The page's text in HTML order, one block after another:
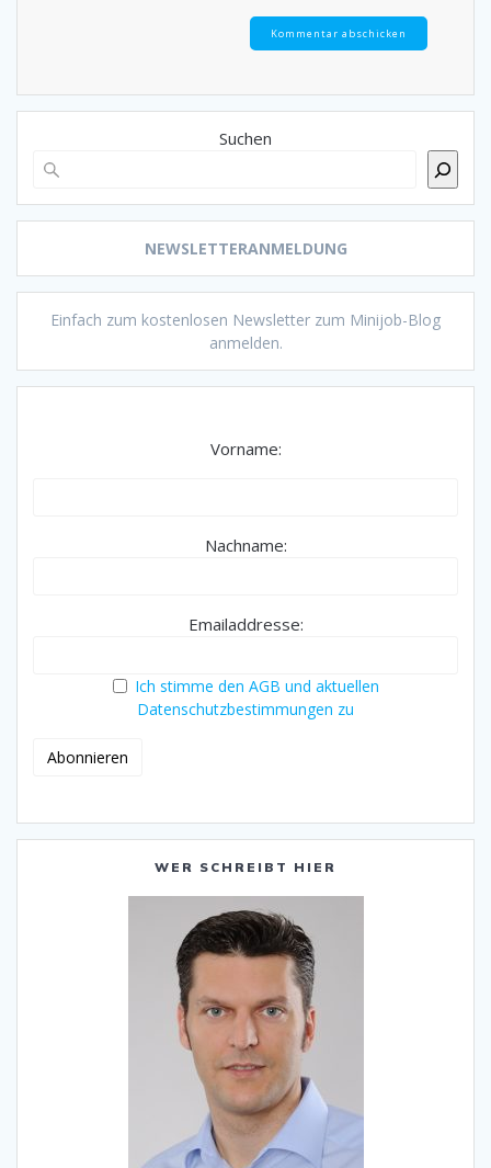
Suchen
NEWSLETTERANMELDUNG
Einfach zum kostenlosen Newsletter zum Minijob-Blog
anmelden.
Vorname:
Nachname:
Emailaddresse:
Ich stimme den AGB und aktuellen
Datenschutzbestimmungen zu
WER SCHREIBT HIER